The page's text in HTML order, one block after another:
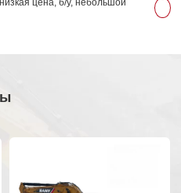
цена, б/у, небольшой